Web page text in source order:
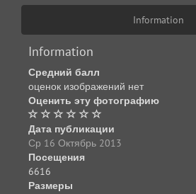
Information
Information
Средний балл
оценок изображений нет
Оценить эту фотографию
Дата публикации
Ср 16 Октябрь 2013
Посещения
6616
Размеры